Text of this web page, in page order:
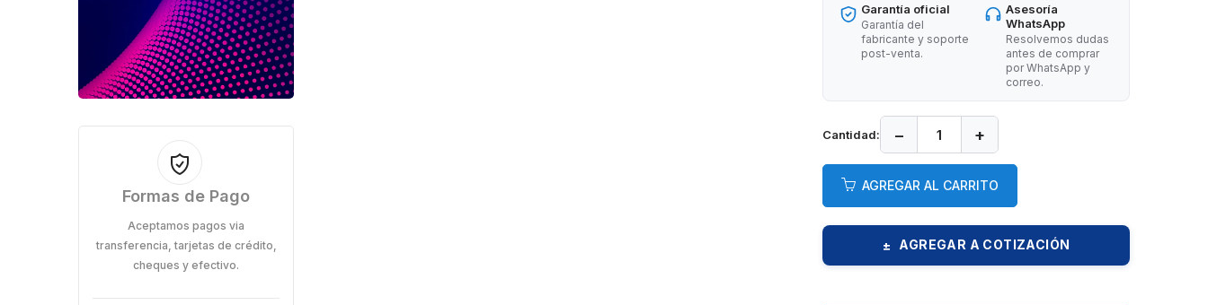
Garantía oficial
Garantía del
fabricante y soporte
post-venta.
Asesoría
WhatsApp
Resolvemos dudas
antes de comprar
por WhatsApp y
correo.
Cantidad: − +
AGREGAR AL CARRITO
± AGREGAR A COTIZACIÓN
Formas de Pago
Aceptamos pagos via
transferencia, tarjetas de crédito,
cheques y efectivo.